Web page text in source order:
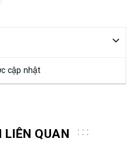
cập nhật
LIÊN QUAN